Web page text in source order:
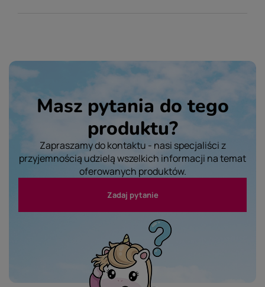
Masz pytania do tego
produktu?
Zapraszamy do kontaktu - nasi specjaliści z
przyjemnością udzielą wszelkich informacji na temat
oferowanych produktów.
Zadaj pytanie